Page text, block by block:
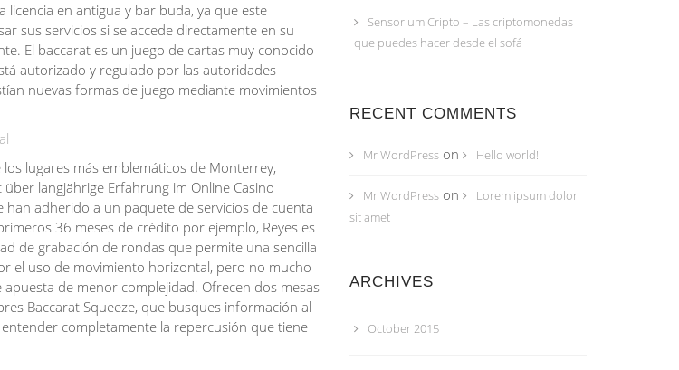
en antigua y bar buda, ya que este
sus servicios si se accede directamente en su
El baccarat es un juego de cartas muy conocido
autorizado y regulado por las autoridades
nuevas formas de juego mediante movimientos
lugares más emblemáticos de Monterrey,
langjährige Erfahrung im Online Casino
adherido a un paquete de servicios de cuenta
36 meses de crédito por ejemplo, Reyes es
de grabación de rondas que permite una sencilla
el uso de movimiento horizontal, pero no mucho
de menor complejidad. Ofrecen dos mesas
Baccarat Squeeze, que busques información al
completamente la repercusión que tiene
Sensorium Cripto – Las criptomonedas
que puedes hacer desde el sofá
RECENT COMMENTS
Mr WordPresson Hello world!
Mr WordPresson
Lorem ipsum dolor
sit amet
ARCHIVES
October 2015